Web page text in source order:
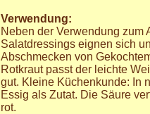
Verwendung:
Neben der Verwendung zum
Salatdressings eignen sich
Abschmecken von
Rotkraut passt der leichte
gut. Kleine Küchenkunde: In
Essig als Zutat. Die Säure
rot.